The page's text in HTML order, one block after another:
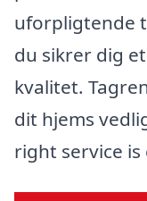
uforpligtende
du sikrer dig
kvalitet.
dit hjems
right service is